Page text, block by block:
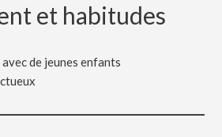
et habitudes
de jeunes enfants